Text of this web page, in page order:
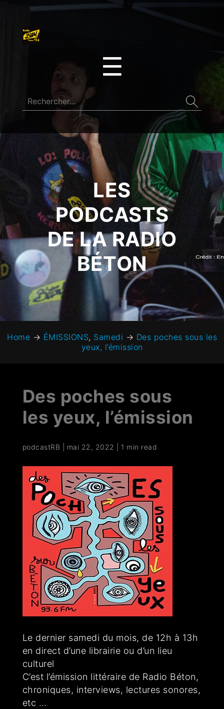
☰
LES
PODCASTS
DE LA RADIO
BÉTON
Home → ÉMISSIONS, Samedi → Des poches sous les
yeux, l’émission
Des poches sous
les yeux, l’émission
podcastRB mai 22, 2022 1 min read
Le dernier samedi du mois, de 12h à 13h
en direct d’une librairie ou d’un lieu
culturel
C’est l’émission littéraire de Radio Béton,
chroniques, interviews, lectures sonores,
etc …